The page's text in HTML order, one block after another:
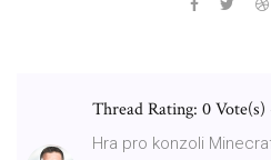
Thread Rating: 0
Hra pro konzoli